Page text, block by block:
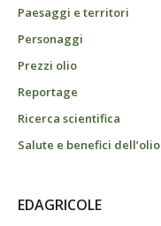
Paesaggi e territori
Personaggi
Prezzi olio
Reportage
Ricerca scientifica
Salute e benefici dell’olio
EDAGRICOLE